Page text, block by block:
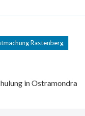
Rastenberg
in Ostramondra